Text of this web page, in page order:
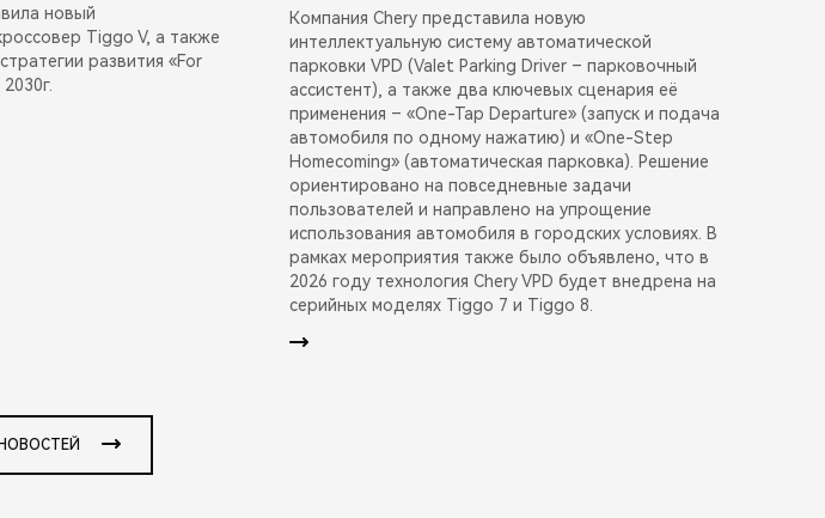
новый
Tiggo V, а также
развития «For
Компания Chery представила новую
интеллектуальную систему автоматической
парковки VPD (Valet Parking Driver – парковочный
ассистент), а также два ключевых сценария её
применения – «One-Tap Departure» (запуск и подача
автомобиля по одному нажатию) и «One-Step
Homecoming» (автоматическая парковка). Решение
ориентировано на повседневные задачи
пользователей и направлено на упрощение
использования автомобиля в городских условиях. В
рамках мероприятия также было объявлено, что в
2026 году технология Chery VPD будет внедрена на
серийных моделях Tiggo 7 и Tiggo 8.